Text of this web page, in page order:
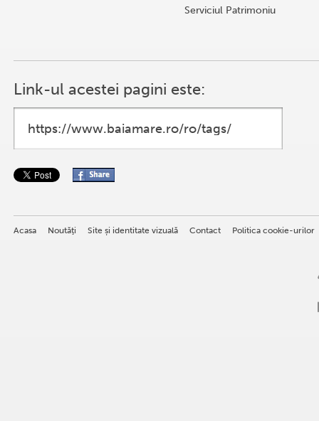
Serviciul Patrimoniu
Link-ul acestei pagini este:
Acasa Noutăţi Site și identitate vizuală Contact Politica cookie-urilor